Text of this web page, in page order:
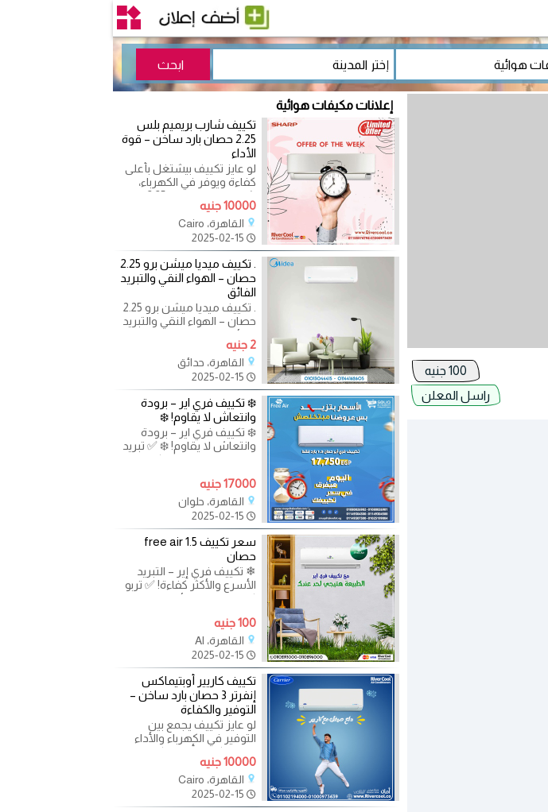
راسل المعلن
إعلانات مكيفات هوائية
تكييف شارب بريميم بلس
2.25 حصان بارد ساخن – قوة
الأداء
لو عايز تكييف بيشتغل بأعلى
كفاءة ويوفر في الكهرباء،
هو الحل الأمثل ليك.
10000 جنيه
القاهرة، Cairo
2025-02-15
. تكييف ميديا ميشن برو 2.25
حصان – الهواء النقي والتبريد
الفائق
. تكييف ميديا ميشن برو 2.25
حصان – الهواء النقي والتبريد
الفائق يوفر لك تجربة تبريد
مثالية مع
2 جنيه
القاهرة، حدائق
2025-02-15
❄️ تكييف فري اير – برودة
وانتعاش لا يقاوم! ❄️
❄️ تكييف فري اير – برودة
وانتعاش لا يقاوم! ❄️ ✅ تبريد
سريع وفعال مهما كانت
17000 جنيه
القاهرة، حلوان
2025-02-15
سعر تكييف free air 1.5
حصان
❄ تكييف فري إير – التبريد
الأسرع والأكثر كفاءة! ✅ تربو
كولنج – تبريد فائق السرعة في
100 جنيه
القاهرة، Al
2025-02-15
تكييف كاريير أوبتيماكس
إنفرتر 3 حصان بارد ساخن –
التوفير والكفاءة
لو عايز تكييف يجمع بين
التوفير في الكهرباء والأداء
القوي، كاريير أوبتيماكس
إنفرتر 3 حصان هو
10000 جنيه
القاهرة، Cairo
2025-02-15